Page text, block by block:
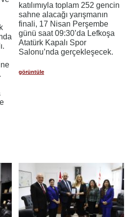
katılımıyla toplam 252 gencin
sahne alacağı yarışmanın
finali, 17 Nisan Perşembe
günü saat 09:30’da Lefkoşa
Atatürk Kapalı Spor
Salonu’nda gerçekleşecek.
görüntüle